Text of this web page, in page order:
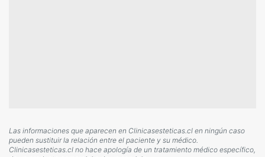
Las informaciones que aparecen en Clinicasesteticas.cl en ningún caso
pueden sustituir la relación entre el paciente y su médico.
Clinicasesteticas.cl no hace apología de un tratamiento médico específico,